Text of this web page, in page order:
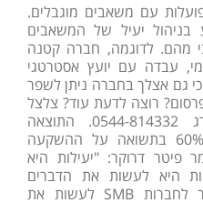
בניהול יעיל של המשאבים
מהם. לדוגמה, חברה קטנה
עבדה עם יועץ אסטרטגי
גם אצלך בחברה ניתן לשפר
רוצה לדעת עוד? צלצל
ישירות אלי: למשה גרימברג 0544-814332. התוצאה
מבחינתם הייתה עלייה של 60% בתשואה על ההשקעה
פיטר דרוקר: "יעילות היא
היא לעשות את הדברים
הנכונים". יועץ אסטרטגי עוזר לחברות SMB לעשות את